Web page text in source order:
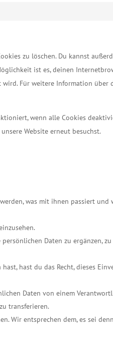
zu löschen. Du kannst
ist es, deinen
Für weitere Information über
wenn alle Cookies
Website erneut besuchst.
was mit ihnen passiert und
Daten zu ergänzen,
hast du das Recht, dieses
Daten von einem
transferieren.
Wir entsprechen dem, es sei